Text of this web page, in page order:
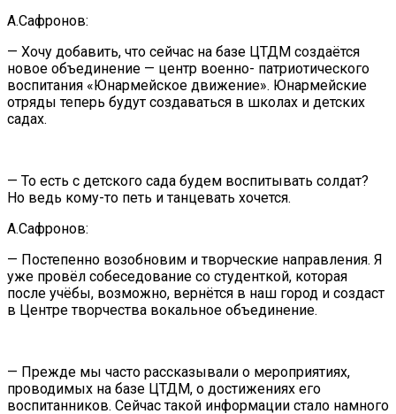
А.Сафронов:
— Хочу добавить, что сейчас на базе ЦТДМ создаётся
новое объединение — центр военно- патриотического
воспитания «Юнармейское движение». Юнармейские
отряды теперь будут создаваться в школах и детских
садах.
— То есть с детского сада будем воспитывать солдат?
Но ведь кому-то петь и танцевать хочется.
А.Сафронов:
— Постепенно возобновим и творческие направления. Я
уже провёл собеседование со студенткой, которая
после учёбы, возможно, вернётся в наш город и создаст
в Центре творчества вокальное объединение.
— Прежде мы часто рассказывали о мероприятиях,
проводимых на базе ЦТДМ, о достижениях его
воспитанников. Сейчас такой информации стало намного